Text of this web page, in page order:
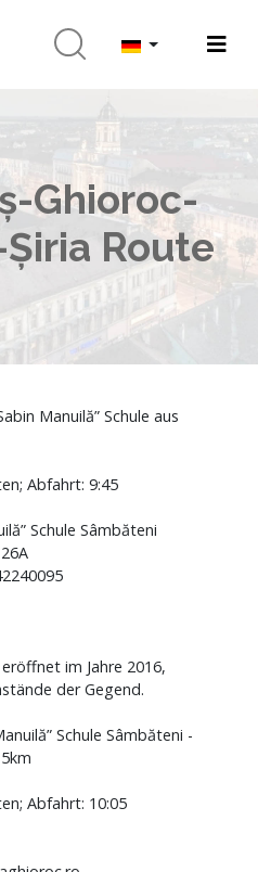
Ghioroc-
Route
Manuilă” Schule aus
Abfahrt: 9:45
Schule Sâmbăteni
im Jahre 2016,
der Gegend.
Schule Sâmbăteni -
Abfahrt: 10:05